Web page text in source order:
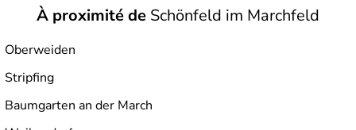
À proximité de Schönfeld im Marchfeld
Oberweiden
Stripfing
Baumgarten an der March